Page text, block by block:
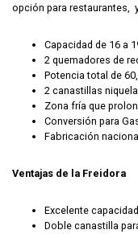
opción para restaurantes,
Capacidad de 16 a
2 quemadores de
Potencia total de
2 canastillas
Zona fría que
Conversión para
Fabricación
Ventajas de la Freidora
Excelente
Doble canastilla